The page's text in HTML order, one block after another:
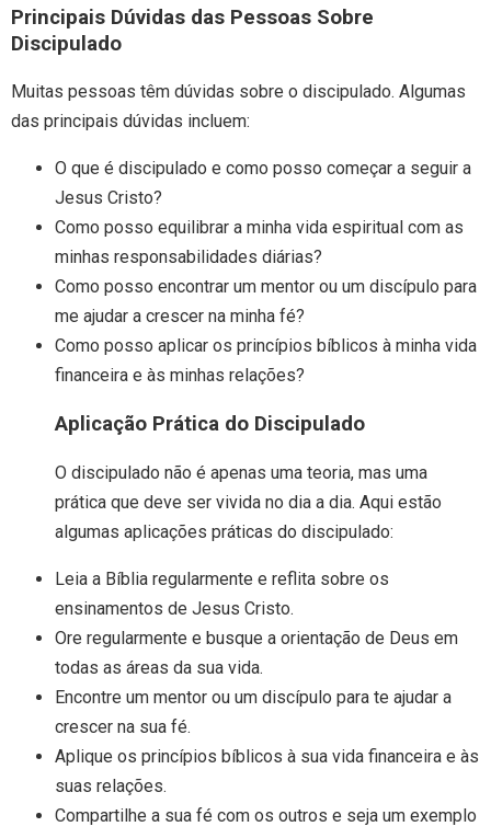
Principais Dúvidas das Pessoas Sobre
Discipulado
Muitas pessoas têm dúvidas sobre o discipulado. Algumas
das principais dúvidas incluem:
O que é discipulado e como posso começar a seguir a
Jesus Cristo?
Como posso equilibrar a minha vida espiritual com as
minhas responsabilidades diárias?
Como posso encontrar um mentor ou um discípulo para
me ajudar a crescer na minha fé?
Como posso aplicar os princípios bíblicos à minha vida
financeira e às minhas relações?
Aplicação Prática do Discipulado
O discipulado não é apenas uma teoria, mas uma
prática que deve ser vivida no dia a dia. Aqui estão
algumas aplicações práticas do discipulado:
Leia a Bíblia regularmente e reflita sobre os
ensinamentos de Jesus Cristo.
Ore regularmente e busque a orientação de Deus em
todas as áreas da sua vida.
Encontre um mentor ou um discípulo para te ajudar a
crescer na sua fé.
Aplique os princípios bíblicos à sua vida financeira e às
suas relações.
Compartilhe a sua fé com os outros e seja um exemplo